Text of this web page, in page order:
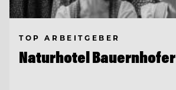
TOP ARBEITGEBER
Naturhotel Bauernhofer